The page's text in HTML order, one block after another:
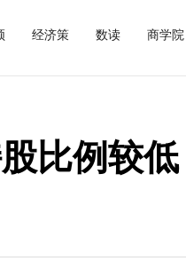
经济策 数读 商学院
比例较低